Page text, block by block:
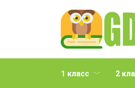
1 класс 2